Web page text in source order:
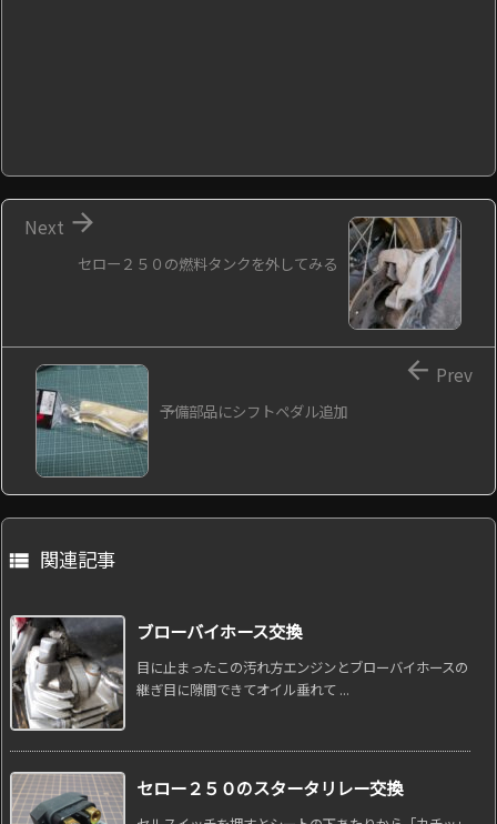
セロー２５０の燃料タンクを外してみる

Next
予備部品にシフトペダル追加
 Prev
 関連記事
ブローバイホース交換
目に止まったこの汚れ方エンジンとブローバイホースの
継ぎ目に隙間できてオイル垂れて ...
セロー２５０のスタータリレー交換